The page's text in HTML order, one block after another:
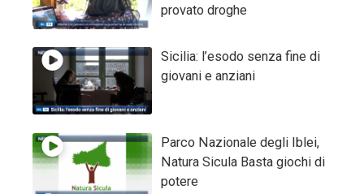
provato droghe
Sicilia: l’esodo senza fine di
giovani e anziani
Parco Nazionale degli Iblei,
Natura Sicula Basta giochi di
potere